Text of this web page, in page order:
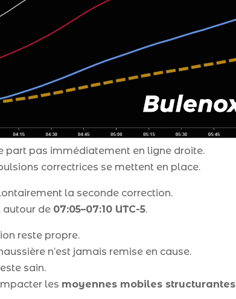
part pas immédiatement en ligne droite.
correctrices se mettent en place.
la seconde correction.
autour de 07:05–07:10 UTC-5.
reste propre.
n’est jamais remise en cause.
sain.
les moyennes mobiles structurantes